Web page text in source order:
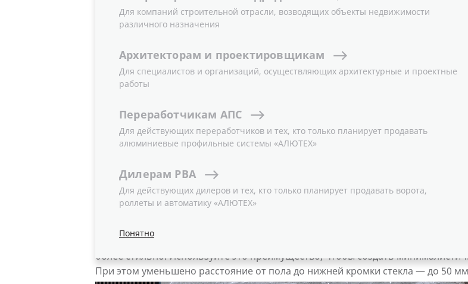
Для компаний строительной отрасли, возводящих объекты недвижимости
различного назначения
Архитекторам и проектировщикам
Для специалистов и организаций, осуществляющих архитектурные и проектные
работы
Переработчикам АПС
Для действующих переработчиков и тех, кто только планирует продавать
алюминиевые профильные системы «АЛЮТЕХ»
Дилерам РВА
Для действующих дилеров и тех, кто только планирует продавать ворота,
роллеты и автоматику «АЛЮТЕХ»
Понятно
С МИНЕРАЛЬНЫМ
07.05.2024
Убеждены, что совершенству нет предела?
«АЛЮТЕХ» также придерживается этой концепции, предлагая клиентам
панорамные ворота с минеральным фасадным остеклением. Благодаря
изделия стали еще более стильными, удобными и долговечными.
Улучшенный дизайн
Алюминиевый профиль нижней панели теперь скрыт за стеклом. Ранее он
прерывая сплошное остекление. Таким образом, без лишних деталей ворота
более стильно. Используйте это преимущество, чтобы создать
При этом уменьшено расстояние от пола до нижней кромки стекла — до 50